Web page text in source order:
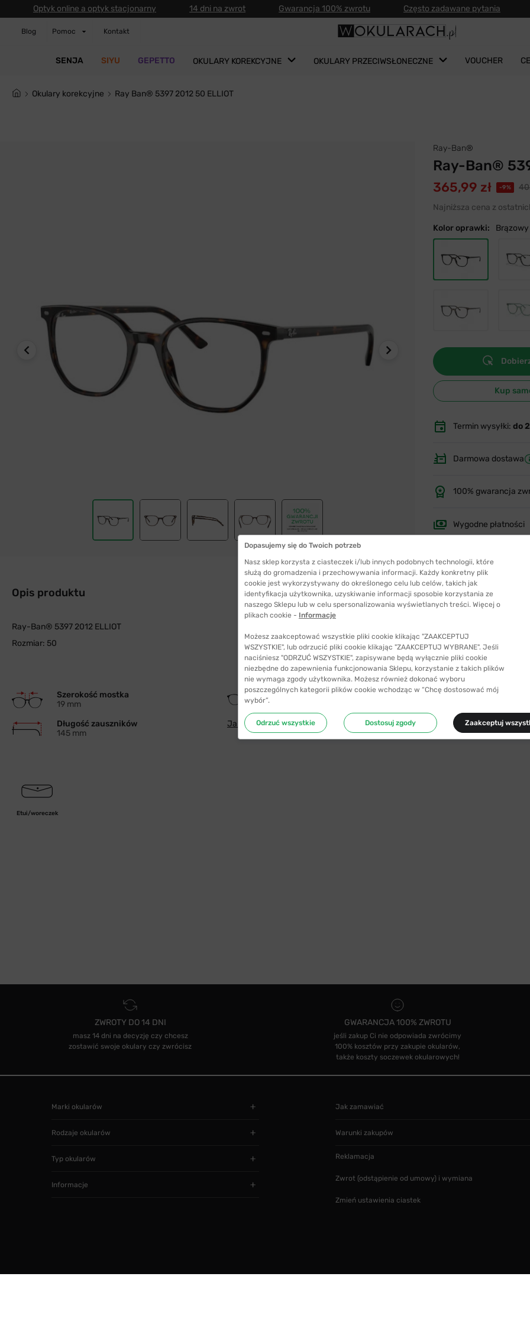
Optyk online a optyk stacjonarny 14 dni na zwrot Gwarancja 100% zwrotu Często zadawane pytania
Blog Pomoc Kontakt
SENJA SIYU GEPETTO OKULARY KOREKCYJNE OKULARY PRZECIWSŁONECZNE VOUCHER
Okulary korekcyjne Ray Ban® 5397 2012 50 ELLIOT
Ray-Ban®
Ray-Ban®
365,99 zł -9%
Najniższa cena z
Kolor oprawki: Brązowy
Kup
Termin wysyłki: do
Darmowa dostawa
100% gwarancja
Wygodne płatności
Opis produktu
Ray-Ban® 5397 2012 ELLIOT
Rozmiar: 50
Szerokość mostka
19 mm
Szerokość szkła
Długość zauszników
145 mm
Jak wybrać odpowiedni rozmiar
Etui/woreczek
ZWROTY DO 14 DNI
masz 14 dni na decyzję czy chcesz
zostawić swoje okulary czy zwrócisz
GWARANCJA 100% ZWROTU
jeśli zakup Ci nie odpowiada zwrócimy
100% kosztów przy zakupie okularów,
także koszty soczewek okularowych!
Marki okularów
Rodzaje okularów
Typ okularów
Informacje
Jak zamawiać
Warunki zakupów
Reklamacja
Zwrot (odstąpienie od umowy) i wymiana
Zmień ustawienia ciastek
Dopasujemy się do Twoich potrzeb
Nasz sklep korzysta z ciasteczek i/lub innych podobnych technologii, które
służą do gromadzenia i przechowywania informacji. Każdy konkretny plik
cookie jest wykorzystywany do określonego celu lub celów, takich jak
identyfikacja użytkownika, uzyskiwanie informacji sposobie korzystania ze
naszego Sklepu lub w celu spersonalizowania wyświetlanych treści. Więcej o
plikach cookie - Informacje
Możesz zaakceptować wszystkie pliki cookie klikając "ZAAKCEPTUJ
WSZYSTKIE", lub odrzucić pliki cookie klikając "ZAAKCEPTUJ WYBRANE". Jeśli
naciśniesz "ODRZUĆ WSZYSTKIE", zapisywane będą wyłącznie pliki cookie
niezbędne do zapewnienia funkcjonowania Sklepu, korzystanie z takich plików
nie wymaga zgody użytkownika. Możesz również dokonać wyboru
poszczególnych kategorii plików cookie wchodząc w “Chcę dostosować mój
wybór”.
Odrzuć wszystkie Dostosuj zgody Zaakceptuj